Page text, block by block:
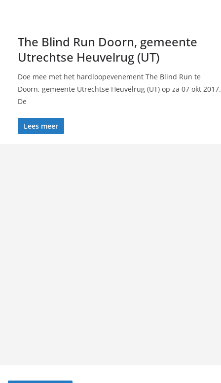
The Blind Run Doorn, gemeente
Utrechtse Heuvelrug (UT)
Doe mee met het hardloopevenement The Blind Run te
Doorn, gemeente Utrechtse Heuvelrug (UT) op za 07 okt 2017.
De
Lees meer